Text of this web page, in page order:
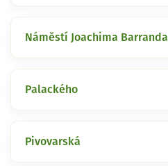
Náměstí Joachima Barranda
Palackého
Pivovarská